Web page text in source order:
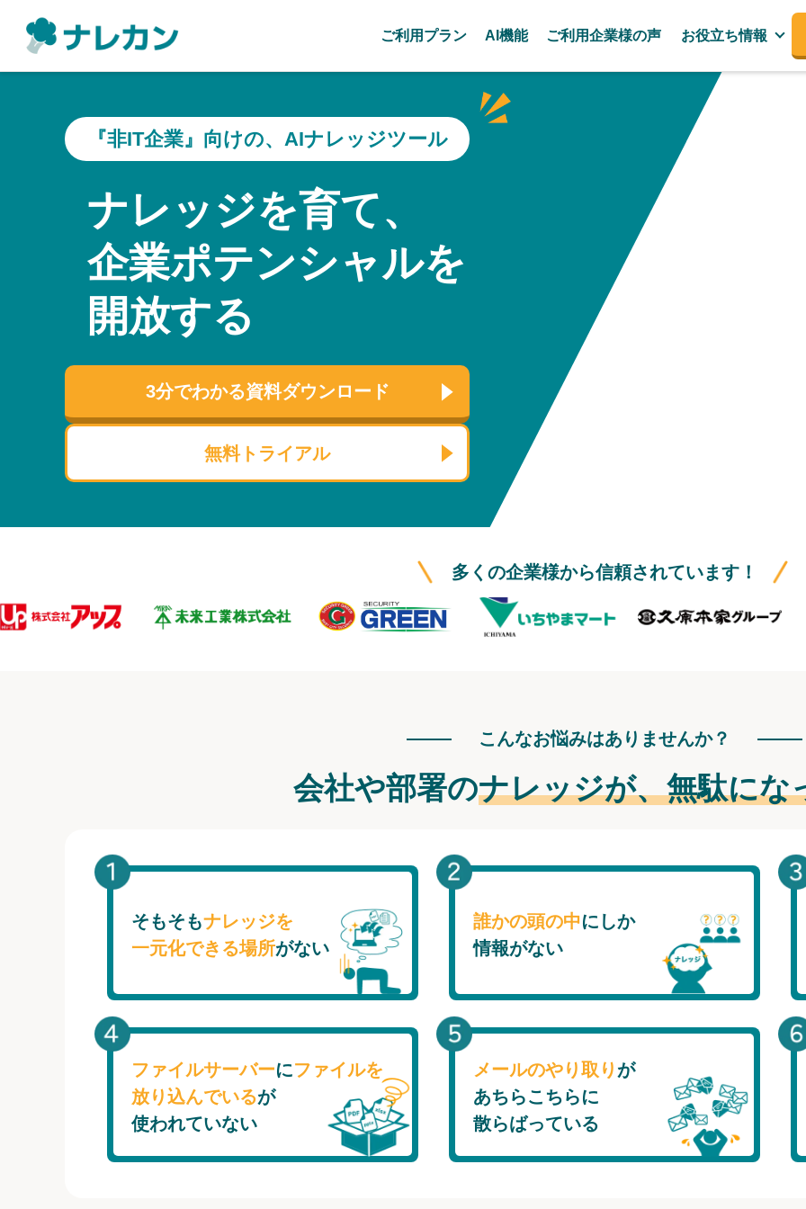
ご利用プラン AI機能 ご利用企業様の声 お役立ち情報
『非IT企業』向けの、AIナレッジツール
ナレッジを育て、
企業ポテンシャルを
開放する
3分でわかる資料ダウンロード
無料トライアル
多くの企業様から信頼されています！
こんなお悩みはありませんか？
会社や部署のナレッジが、無駄にな
そもそもナレッジを
一元化できる場所がない
誰かの頭の中にしか
情報がない
ファイルサーバーにファイルを
放り込んでいるが
使われていない
メールのやり取り が
あちらこちらに
散らばっている